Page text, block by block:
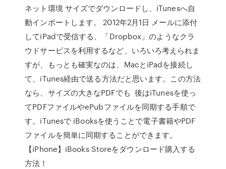
ネット環境 サイズでダウンロードし、iTunesへ自
動インポートします。 2012年2月1日 メールに添付
してiPadで受信する、「Dropbox」のようなクラ
ウドサービスを利用するなど、いろいろ考えられま
すが、もっとも確実なのは、MacとiPadを接続し
て、iTunes経由で送る方法だと思います。この方法
なら、サイズの大きなPDFでも 後はiTunesを使っ
てPDFファイルやePubファイルを同期する手順で
す。iTunesで iBooksを使うことで電子書籍やPDF
ファイルを簡単に同期することができます。
【iPhone】iBooks Storeをダウンロード購入する
方法！